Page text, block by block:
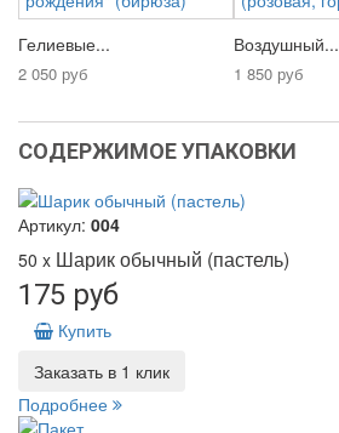
Гелиевые...
2 050 руб
Воздушный...
1 850 руб
СОДЕРЖИМОЕ УПАКОВКИ
Артикул: 004
50 x Шарик обычный (пастель)
175 руб
Купить
Заказать в 1 клик
Подробнее